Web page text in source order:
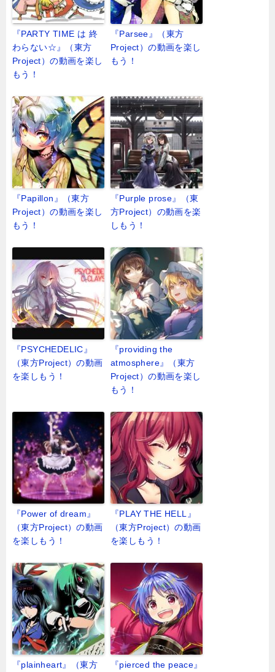
『PARTY TIME は 終
わらない☆』（東方
Project）の動画を楽し
もう！
『Parsee』（東方
Project）の動画を楽し
もう！
『Papillon』（東方
Project）の動画を楽し
もう！
『Purple prose』（東
方Project）の動画を楽
しもう！
『PSYCHEDELIC』
（東方Project）の動画
を楽しもう！
『providing the
atmosphere』（東方
Project）の動画を楽し
もう！
『Power of dream』
（東方Project）の動画
を楽しもう！
『PLAY THE HELL』
（東方Project）の動画
を楽しもう！
『plainheart』（東方
『pierced the peace』